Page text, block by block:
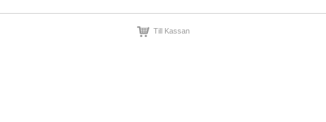
Till Kassan